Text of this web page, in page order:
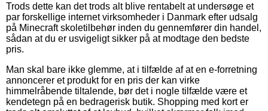
Trods dette kan det trods alt blive rentabelt at undersøge et
par forskellige internet virksomheder i Danmark efter udsalg
på Minecraft skoletilbehør inden du gennemfører din handel,
sådan at du er usvigeligt sikker på at modtage den bedste
pris.
Man skal bare ikke glemme, at i tilfælde af at en e-forretning
annoncerer et produkt for en pris der kan virke
himmelråbende tiltalende, bør det i nogle tilfælde være et
kendetegn på en bedragerisk butik. Shopping med kort er